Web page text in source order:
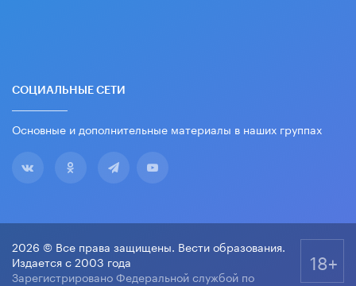
СОЦИАЛЬНЫЕ СЕТИ
Основные и дополнительные материалы в наших группах
2026 © Все права защищены. Вести образования.
Издается с 2003 года
Зарегистрировано Федеральной службой по
18+